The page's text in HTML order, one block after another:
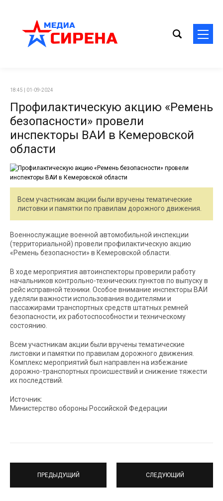
18:45 | 01-09-2024
Профилактическую акцию «Ремень
безопасности» провели
инспекторы ВАИ в Кемеровской
области
Всем участникам акции были вручены тематические
листовки и памятки по правилам дорожного движения.
Военнослужащие военной автомобильной инспекции
(территориальной) провели профилактическую акцию
«Ремень безопасности» в Кемеровской области.
В ходе мероприятия автоинспекторы проверили работу
начальников контрольно-технических пунктов по выпуску в
рейс исправной техники. Особое внимание инспекторы ВАИ
уделяли важности использования водителями и
пассажирами транспортных средств штатных ремней
безопасности, их работоспособности и техническому
состоянию.
Всем участникам акции были вручены тематические
листовки и памятки по правилам дорожного движения.
Комплекс мероприятий был направлен на избежание
дорожно-транспортных происшествий и снижение тяжести
их последствий.
Источник:
Министерство обороны Российской Федерации
ПРЕДЫДУЩИЙ СЛЕДУЮЩИЙ